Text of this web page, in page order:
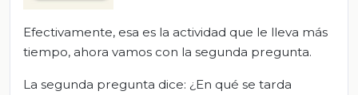
Efectivamente, esa es la actividad que le lleva más
tiempo, ahora vamos con la segunda pregunta.
La segunda pregunta dice: ¿En qué se tarda